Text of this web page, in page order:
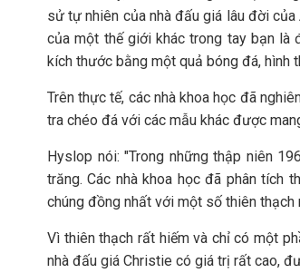
sử tự nhiên của nhà đấu giá lâu đời
của một thế giới khác trong tay bạn là
kích thước bằng một quả bóng đá, hình
Trên thực tế, các nhà khoa học đã
tra chéo đá với các mẫu khác được
Hyslop nói: "Trong những thập niên
trăng. Các nhà khoa học đã phân tích
chúng đồng nhất với một số thiên thạch
Vì thiên thạch rất hiếm và chỉ có một
nhà đấu giá Christie có giá trị rất cao,